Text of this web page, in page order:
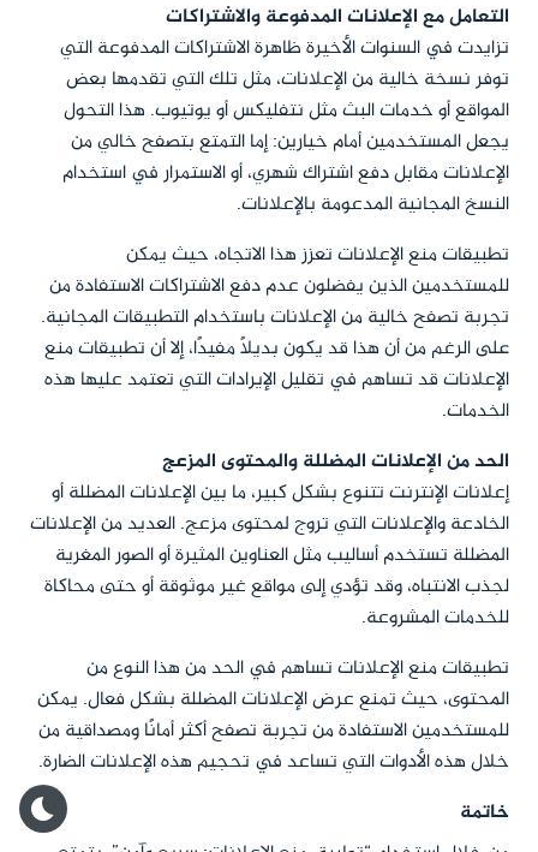
التعامل مع الإعلانات المدفوعة والاشتراكات
تزايدت في السنوات الأخيرة ظاهرة الاشتراكات المدفوعة التي
توفر نسخة خالية من الإعلانات، مثل تلك التي تقدمها بعض
المواقع أو خدمات البث مثل نتفليكس أو يوتيوب. هذا التحول
يجعل المستخدمين أمام خيارين: إما التمتع بتصفح خالي من
الإعلانات مقابل دفع اشتراك شهري، أو الاستمرار في استخدام
النسخ المجانية المدعومة بالإعلانات.
تطبيقات منع الإعلانات تعزز هذا الاتجاه، حيث يمكن
للمستخدمين الذين يفضلون عدم دفع الاشتراكات الاستفادة من
تجربة تصفح خالية من الإعلانات باستخدام التطبيقات المجانية.
على الرغم من أن هذا قد يكون بديلاً مفيدًا، إلا أن تطبيقات منع
الإعلانات قد تساهم في تقليل الإيرادات التي تعتمد عليها هذه
الخدمات.
الحد من الإعلانات المضللة والمحتوى المزعج
إعلانات الإنترنت تتنوع بشكل كبير، ما بين الإعلانات المضللة أو
الخادعة والإعلانات التي تروج لمحتوى مزعج. العديد من الإعلانات
المضللة تستخدم أساليب مثل العناوين المثيرة أو الصور المغرية
لجذب الانتباه، وقد تؤدي إلى مواقع غير موثوقة أو حتى محاكاة
للخدمات المشروعة.
تطبيقات منع الإعلانات تساهم في الحد من هذا النوع من
المحتوى، حيث تمنع عرض الإعلانات المضللة بشكل فعال. يمكن
للمستخدمين الاستفادة من تجربة تصفح أكثر أمانًا ومصداقية من
خلال هذه الأدوات التي تساعد في تحجيم هذه الإعلانات الضارة.
خاتمة